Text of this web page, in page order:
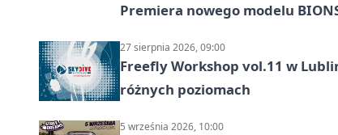
Premiera nowego modelu
27 sierpnia 2026, 09:00
Freefly Workshop vol.11 w
różnych poziomach
5 września 2026, 10:00